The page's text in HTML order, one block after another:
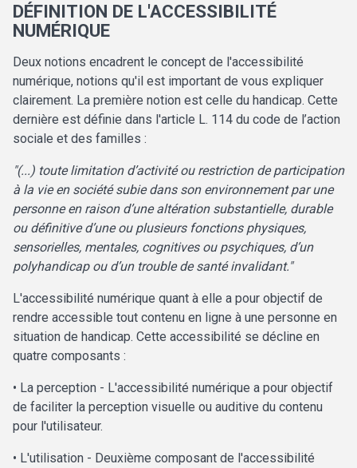
DÉFINITION DE L'ACCESSIBILITÉ
NUMÉRIQUE
Deux notions encadrent le concept de l'accessibilité
numérique, notions qu'il est important de vous expliquer
clairement. La première notion est celle du handicap. Cette
dernière est définie dans l'article L. 114 du code de l’action
sociale et des familles :
"(...) toute limitation d’activité ou restriction de participation
à la vie en société subie dans son environnement par une
personne en raison d’une altération substantielle, durable
ou définitive d’une ou plusieurs fonctions physiques,
sensorielles, mentales, cognitives ou psychiques, d’un
polyhandicap ou d’un trouble de santé invalidant."
L'accessibilité numérique quant à elle a pour objectif de
rendre accessible tout contenu en ligne à une personne en
situation de handicap. Cette accessibilité se décline en
quatre composants :
• La perception - L'accessibilité numérique a pour objectif
de faciliter la perception visuelle ou auditive du contenu
pour l'utilisateur.
• L'utilisation - Deuxième composant de l'accessibilité